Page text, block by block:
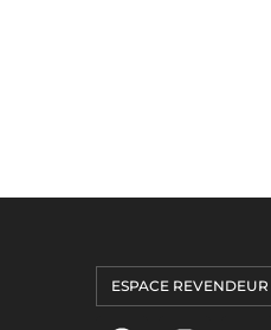
ESPACE REVENDEUR